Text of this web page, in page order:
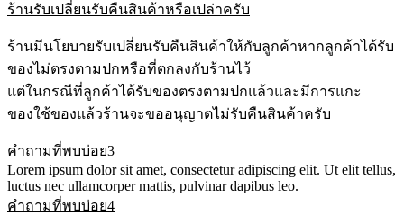
ร้านรับเปลี่ยนรับคืนสินค้าหรือเปล่าครับ
ร้านมีนโยบายรับเปลี่ยนรับคืนสินค้าให้กับลูกค้าหากลูกค้าได้รับ
ของไม่ตรงตามปกหรือที่ตกลงกับร้านไว้
แต่ในกรณีที่ลูกค้าได้รับของตรงตามปกแล้วและมีการแกะ
ของใช้ของแล้วร้านจะขออนุญาตไม่รับคืนสินค้าครับ
คำถามที่พบบ่อย3
Lorem ipsum dolor sit amet, consectetur adipiscing elit. Ut elit tellus,
luctus nec ullamcorper mattis, pulvinar dapibus leo.
คำถามที่พบบ่อย4